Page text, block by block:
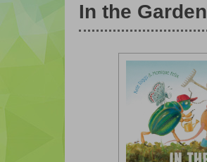
In the Garden